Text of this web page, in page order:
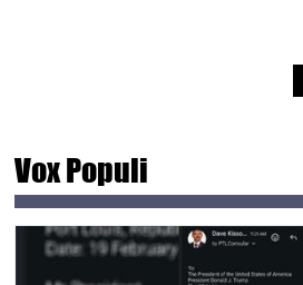
Vox Populi
Main picture